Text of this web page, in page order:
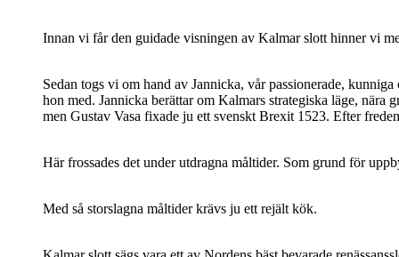
Innan vi får den guidade visningen av Kalmar slott hinner vi
Sedan togs vi om hand av Jannicka, vår passionerade,
hon med. Jannicka berättar om Kalmars strategiska läge,
men Gustav Vasa fixade ju ett svenskt Brexit 1523. Efter
Här frossades det under utdragna måltider. Som grund för
Med så storslagna måltider krävs ju ett rejält kök.